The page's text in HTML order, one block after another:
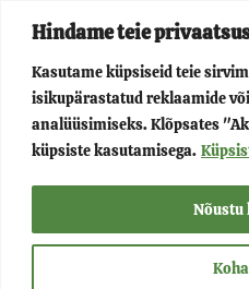
Hindame teie
Kasutame küpsiseid teie
isikupärastatud reklaamide
analüüsimiseks. Klõpsates
küpsiste kasutamisega.
Nõustu
content
Võluvõru
Projektid